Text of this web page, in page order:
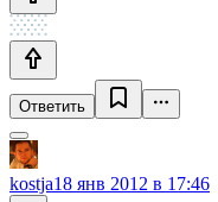
Ответить
kostja18 янв 2012 в 17:46